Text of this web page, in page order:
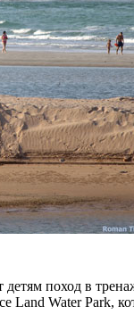
поход в
Land Water Park,